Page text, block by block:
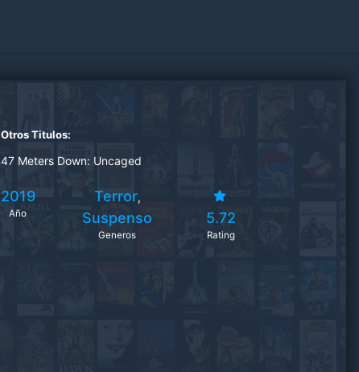
Otros Titulos:
47 Meters Down: Uncaged
2019
Año
Terror,
Suspenso
Generos
5.72
Rating